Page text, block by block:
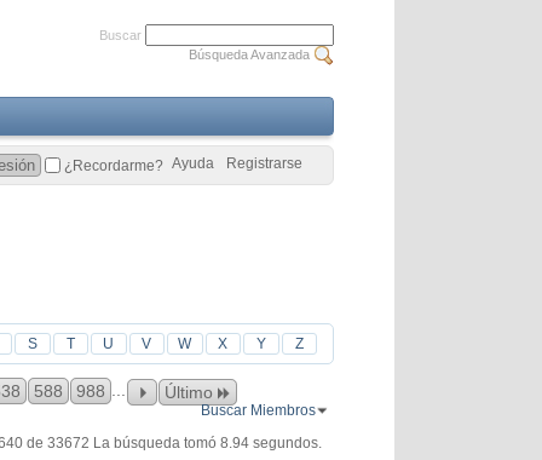
S T U V W X Y Z
588 988 Último
Buscar Miembros
de 33672 La búsqueda tomó 8.94 segundos.
Buscar
Búsqueda Avanzada
Registrarse
Ayuda
¿Recordarme?